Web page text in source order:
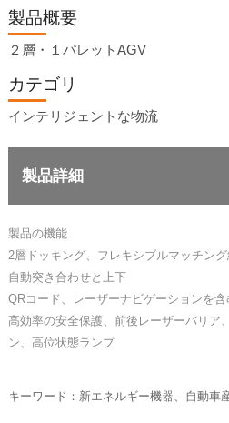
製品概要
２層・１パレットAGV
カテゴリ
インテリジェントな物流
製品詳細
製品の機能
2層ドッキング、フレキシブルマッチン
自動突き合わせと上下
QRコード、レーザーナビゲーションを
高効率の安全保護、前後レーザーバリア
ン、高位状態ランプ
キーワード：新エネルギー機器、自動車